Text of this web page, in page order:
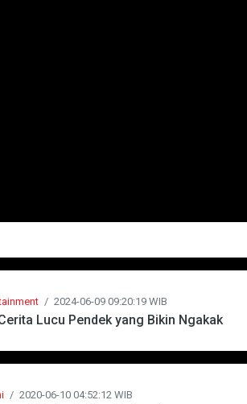
/ 2024-06-09 09:20:19 WIB
Lucu Pendek yang Bikin Ngakak
/ 2020-06-10 04:52:12 WIB